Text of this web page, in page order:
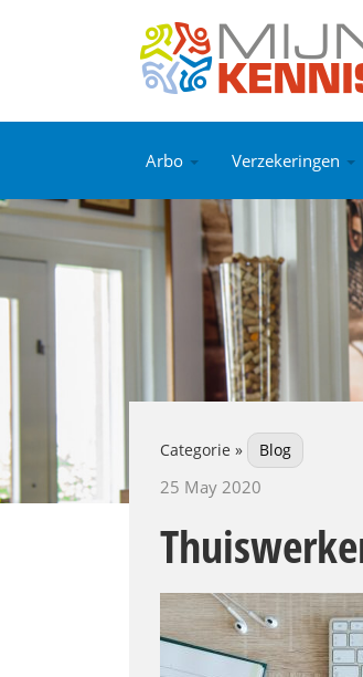
Arbo Verzekeringen
Categorie » Blog
25 May 2020